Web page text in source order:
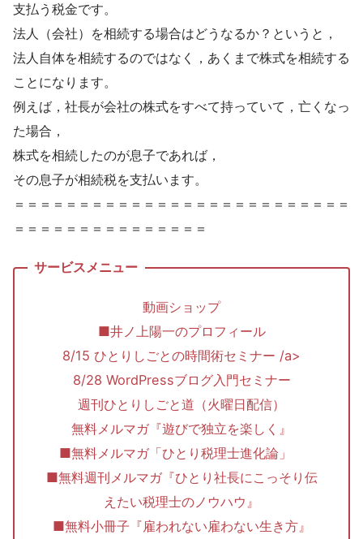
支払う税金です。
法人（会社）を相続する場合はどうなるか？というと，
法人自体を相続するのではなく，あくまで株式を相続する
ことになります。
例えば，社長が会社の株式をすべて持っていて，亡くなっ
た場合，
株式を相続したのが息子であれば，
その息子が相続税を支払います。
＝＝＝＝＝＝＝＝＝＝＝＝＝＝＝＝＝＝＝＝＝＝＝＝＝＝
＝＝＝＝＝＝＝＝＝＝＝＝＝＝＝
動画ショップ
■井ノ上陽一のプロフィール
8/15 ひとりしごとの時間術セミナー /a>
8/28 WordPressブログ入門セミナー
週刊ひとりしごと道（火曜日配信）
無料メルマガ『遊びで独立を楽しく』
■無料メルマガ「ひとり税理士進化論」
■無料週刊メルマガ『ひとり社長にこっそり伝
えたい税理士のノウハウ』
■無料小冊子『雇われない雇わない生き方』